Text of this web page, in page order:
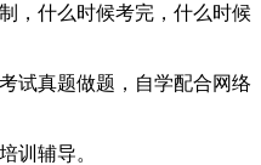
，什么时候考完，什么时候
试真题做题，自学配合网络
训辅导。